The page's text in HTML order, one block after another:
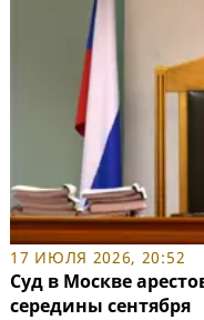
17 ИЮЛЯ 2026, 20:52
Суд в Москве
середины сентября